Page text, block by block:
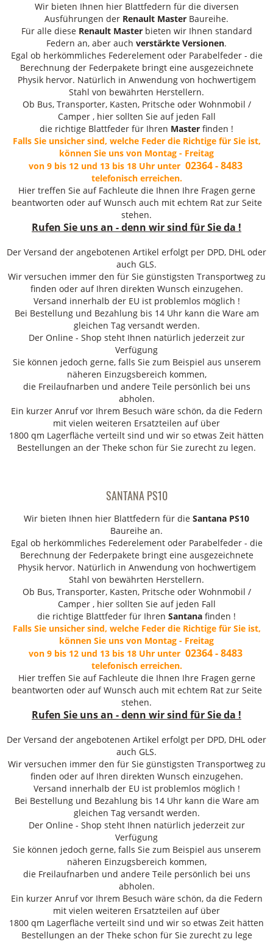
Wir bieten Ihnen hier Blattfedern für die diversen
Ausführungen der Renault Master Baureihe.
Für alle diese Renault Masterbieten wir Ihnen standard
Federn an, aber auch verstärkte Versionen.
Egal ob herkömmliches Federelement oder Parabelfeder - die
Berechnung der Federpakete bringt eine ausgezeichnete
Physik hervor. Natürlich in Anwendung von hochwertigem
Stahl von bewährten Herstellern.
Ob Bus, Transporter, Kasten, Pritsche oder Wohnmobil /
Camper , hier sollten Sie auf jeden Fall
die richtige Blattfeder für Ihren Master finden !
Falls Sie unsicher sind, welche Feder die Richtige für Sie ist,
können Sie uns von Montag - Freitag
von 9 bis 12 und 13 bis 18 Uhr unter 02364 - 8483
telefonisch erreichen.
Hier treffen Sie auf Fachleute die Ihnen Ihre Fragen gerne
beantworten oder auf Wunsch auch mit echtem Rat zur Seite
stehen.
Rufen Sie uns an - denn wir sind für Sie da !
Der Versand der angebotenen Artikel erfolgt per DPD, DHL oder
auch GLS.
Wir versuchen immer den für Sie günstigsten Transportweg zu
finden oder auf Ihren direkten Wunsch einzugehen.
Versand innerhalb der EU ist problemlos möglich !
Bei Bestellung und Bezahlung bis 14 Uhr kann die Ware am
gleichen Tag versandt werden.
Der Online - Shop steht Ihnen natürlich jederzeit zur
Verfügung
Sie können jedoch gerne, falls Sie zum Beispiel aus unserem
näheren Einzugsbereich kommen,
die Freilaufnarben und andere Teile persönlich bei uns
abholen.
Ein kurzer Anruf vor Ihrem Besuch wäre schön, da die Federn
mit vielen weiteren Ersatzteilen auf über
1800 qm Lagerfläche verteilt sind und wir so etwas Zeit hätten
Bestellungen an der Theke schon für Sie zurecht zu legen.
SANTANA PS10
Wir bieten Ihnen hier Blattfedern für die Santana PS10
Baureihe an.
Egal ob herkömmliches Federelement oder Parabelfeder - die
Berechnung der Federpakete bringt eine ausgezeichnete
Physik hervor. Natürlich in Anwendung von hochwertigem
Stahl von bewährten Herstellern.
Ob Bus, Transporter, Kasten, Pritsche oder Wohnmobil /
Camper , hier sollten Sie auf jeden Fall
die richtige Blattfeder für Ihren Santana finden !
Falls Sie unsicher sind, welche Feder die Richtige für Sie ist,
können Sie uns von Montag - Freitag
von 9 bis 12 und 13 bis 18 Uhr unter 02364 - 8483
telefonisch erreichen.
Hier treffen Sie auf Fachleute die Ihnen Ihre Fragen gerne
beantworten oder auf Wunsch auch mit echtem Rat zur Seite
stehen.
Rufen Sie uns an - denn wir sind für Sie da !
Der Versand der angebotenen Artikel erfolgt per DPD, DHL oder
auch GLS.
Wir versuchen immer den für Sie günstigsten Transportweg zu
finden oder auf Ihren direkten Wunsch einzugehen.
Versand innerhalb der EU ist problemlos möglich !
Bei Bestellung und Bezahlung bis 14 Uhr kann die Ware am
gleichen Tag versandt werden.
Der Online - Shop steht Ihnen natürlich jederzeit zur
Verfügung
Sie können jedoch gerne, falls Sie zum Beispiel aus unserem
näheren Einzugsbereich kommen,
die Freilaufnarben und andere Teile persönlich bei uns
abholen.
Ein kurzer Anruf vor Ihrem Besuch wäre schön, da die Federn
mit vielen weiteren Ersatzteilen auf über
1800 qm Lagerfläche verteilt sind und wir so etwas Zeit hätten
Bestellungen an der Theke schon für Sie zurecht zu lege